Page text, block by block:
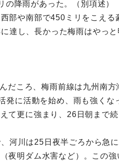
降雨があった。（別項述）
部や南部で450ミリをこえる
達し、長かった梅雨はやっと
だころ、梅雨前線は九州南
に活動を始め、雨も強くな
て更に強まり、26日朝まで
河川は25日夜半ごろから急
夜明ダム水害など）。この